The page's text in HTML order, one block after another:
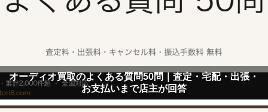
オーディオ買取のよくある質問50問｜査定・宅配・出張・
お支払いまで店主が回答